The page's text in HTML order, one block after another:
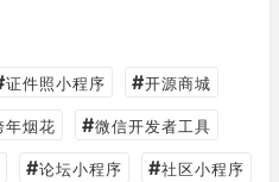
证件照小程序 #开源商城
年烟花 #微信开发者工具
#论坛小程序 #社区小程序